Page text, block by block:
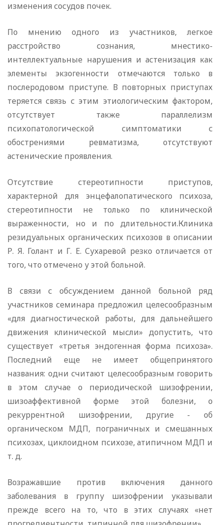
изменения сосудов почек.
По мнению одного из участников, легкое
расстройство сознания, мнестико-
интеллектуальные нарушения и астенизация как
элементы экзогенности отмечаются только в
послеродовом приступе. В повторных приступах
теряется связь с этим этиологическим фактором,
отсутствует также параллелизм
психопатологической симптоматики с
обострениями ревматизма, отсутствуют
астенические проявления.
Отсутствие стереотипности приступов,
характерной для энцефалопатического психоза,
стереотипности не только по клинической
выраженности, но и по длительности.Клиника
резидуальных органических психозов в описании
Р. Я. Голант и Г. Е. Сухаревой резко отличается от
того, что отмечено у этой больной.
В связи с обсуждением данной больной ряд
участников семинара предложил целесообразным
«для диагностической работы, для дальнейшего
движения клинической мысли» допустить, что
существует «третья эндогенная форма психоза».
Последний еще не имеет общепринятого
названия: одни считают целесообразным говорить
в этом случае о периодической шизофрении,
шизоаффективной форме этой болезни, о
рекуррентной шизофрении, другие - об
органическом МДП, пограничных и смешанных
психозах, циклоидном психозе, атипичном МДП и
т. д.
Возражавшие против включения данного
заболевания в группу шизофрении указывали
прежде всего на то, что в этих случаях «нет